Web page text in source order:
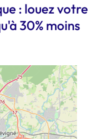
: louez votre
30% moins